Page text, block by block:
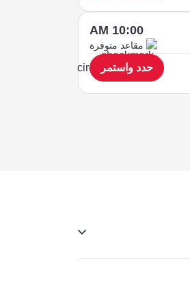
10:00 AM
مقاعد متوفرة
حدد واستمر